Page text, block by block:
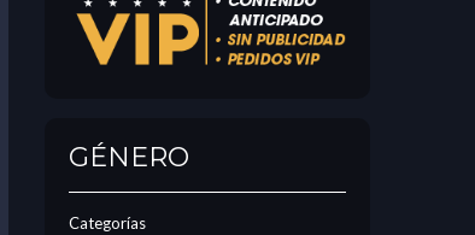
GÉNERO
Categorías